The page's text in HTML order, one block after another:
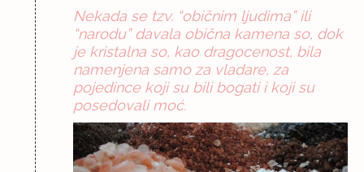
Nekada se tzv. “običnim ljudima” ili
“narodu” davala obična kamena so, dok
je kristalna so, kao dragocenost, bila
namenjena samo za vladare, za
pojedince koji su bili bogati i koji su
posedovali moć.